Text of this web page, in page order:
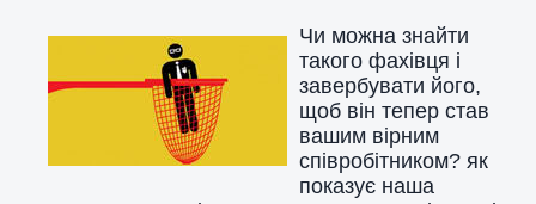
Чи можна знайти
такого фахівця і
завербувати його,
щоб він тепер став
вашим вірним
співробітником? як
показує наша